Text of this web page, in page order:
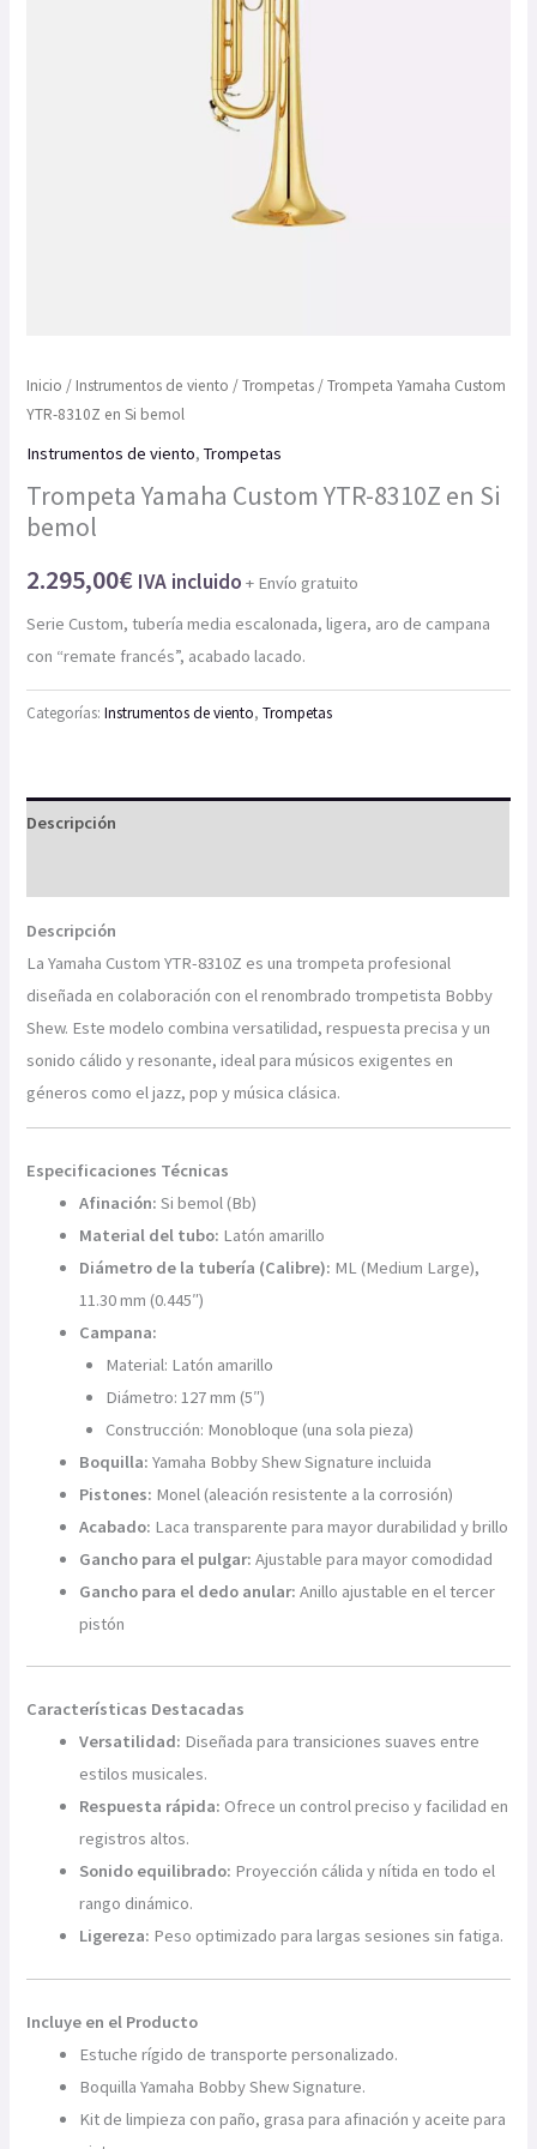
Inicio / Instrumentos de viento /Trompetas / Trompeta Yamaha Custom
YTR-8310Z en Si bemol
Instrumentos de viento,Trompetas
Trompeta Yamaha Custom YTR-8310Z en Si
bemol
2.295,00€ IVA incluido + Envío gratuito
Serie Custom, tubería media escalonada, ligera, aro de campana
con “remate francés”, acabado lacado.
Categorías:Instrumentos de viento,Trompetas
Descripción
Descripción
La Yamaha Custom YTR-8310Z es una trompeta profesional
diseñada en colaboración con el renombrado trompetista Bobby
Shew. Este modelo combina versatilidad, respuesta precisa y un
sonido cálido y resonante, ideal para músicos exigentes en
géneros como el jazz, pop y música clásica.
Especificaciones Técnicas
Afinación: Si bemol (Bb)
Material del tubo: Latón amarillo
Diámetro de la tubería (Calibre): ML (Medium Large),
11.30 mm (0.445″)
Campana:
Material: Latón amarillo
Diámetro: 127 mm (5″)
Construcción: Monobloque (una sola pieza)
Boquilla: Yamaha Bobby Shew Signature incluida
Pistones: Monel (aleación resistente a la corrosión)
Acabado: Laca transparente para mayor durabilidad y brillo
Gancho para el pulgar: Ajustable para mayor comodidad
Gancho para el dedo anular: Anillo ajustable en el tercer
pistón
Características Destacadas
Versatilidad: Diseñada para transiciones suaves entre
estilos musicales.
Respuesta rápida: Ofrece un control preciso y facilidad en
registros altos.
Sonido equilibrado: Proyección cálida y nítida en todo el
rango dinámico.
Ligereza: Peso optimizado para largas sesiones sin fatiga.
Incluye en el Producto
Estuche rígido de transporte personalizado.
Boquilla Yamaha Bobby Shew Signature.
Kit de limpieza con paño, grasa para afinación y aceite para